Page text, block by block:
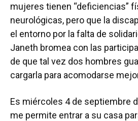
mujeres tienen “deficiencias”
neurológicas, pero que la
el entorno por la falta de
Janeth bromea con las
de que tal vez dos hombres
cargarla para acomodarse
Es miércoles 4 de septiembre
me permite entrar a su casa